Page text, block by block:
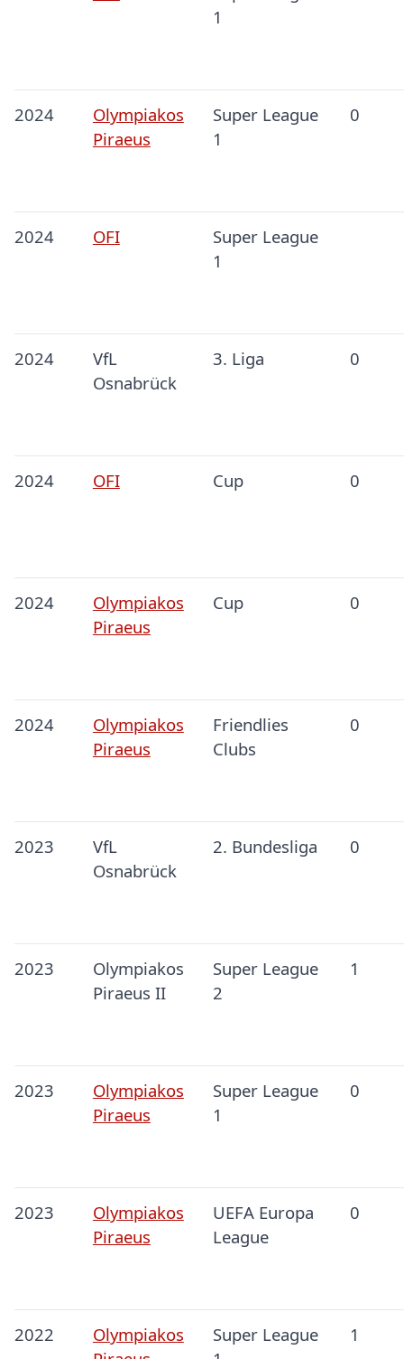
1
2024
Olympiakos
Piraeus
Super League
1
0
2024 OFI
Super League
1
2024
VfL
Osnabrück
3. Liga 0
2024 OFI Cup 0
2024
Olympiakos
Piraeus
Cup 0
2024
Olympiakos
Piraeus
Friendlies
Clubs
0
2023
VfL
Osnabrück
2. Bundesliga 0
2023
Olympiakos
Piraeus II
Super League
2
1
2023
Olympiakos
Piraeus
Super League
1
0
2023
Olympiakos
Piraeus
UEFA Europa
League
0
2022
Olympiakos
Super League
1